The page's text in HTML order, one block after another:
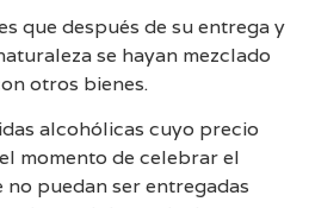
que después de su entrega y
se hayan mezclado
otros bienes.
alcohólicas cuyo precio
momento de celebrar el
puedan ser entregadas